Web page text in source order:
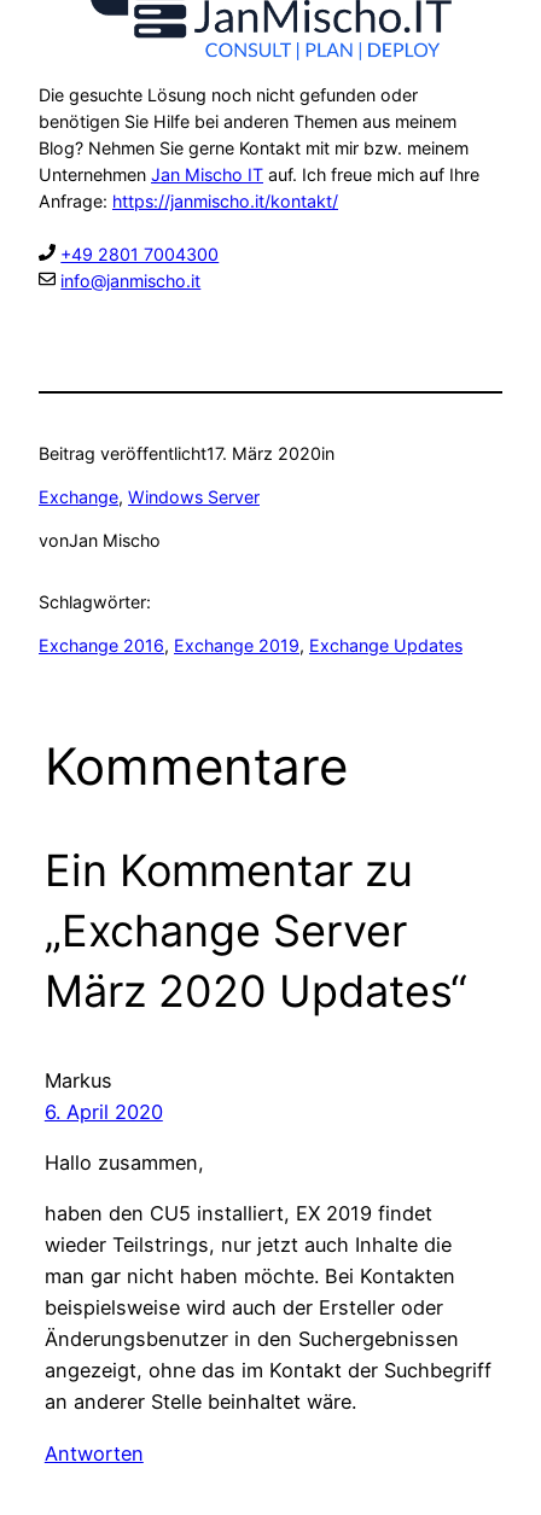
Die gesuchte Lösung noch nicht gefunden oder
benötigen Sie Hilfe bei anderen Themen aus meinem
Blog? Nehmen Sie gerne Kontakt mit mir bzw. meinem
Unternehmen Jan Mischo IT auf. Ich freue mich auf Ihre
Anfrage: https://janmischo.it/kontakt/
+49 2801 7004300
info@janmischo.it
Beitrag veröffentlicht17. März 2020in
Exchange, Windows Server
vonJan Mischo
Schlagwörter:
Exchange 2016, Exchange 2019, Exchange Updates
Kommentare
Ein Kommentar zu
„Exchange Server
März 2020 Updates“
Markus
6. April 2020
Hallo zusammen,
haben den CU5 installiert, EX 2019 findet
wieder Teilstrings, nur jetzt auch Inhalte die
man gar nicht haben möchte. Bei Kontakten
beispielsweise wird auch der Ersteller oder
Änderungsbenutzer in den Suchergebnissen
angezeigt, ohne das im Kontakt der Suchbegriff
an anderer Stelle beinhaltet wäre.
Antworten